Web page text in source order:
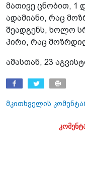
მათივე ცნობით, 1
ადამიანი, რაც
შეადგენს, ხოლო
პირი, რაც
ამასთან, 23
მკითხველის